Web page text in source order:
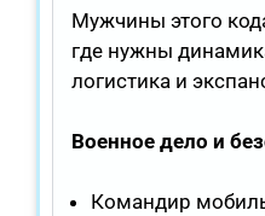
Мужчины этого
где нужны
логистика и
Военное дело и
Командир